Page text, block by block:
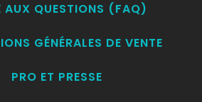
AUX QUESTIONS (FAQ)
GÉNÉRALES DE VENTE
PRO ET PRESSE